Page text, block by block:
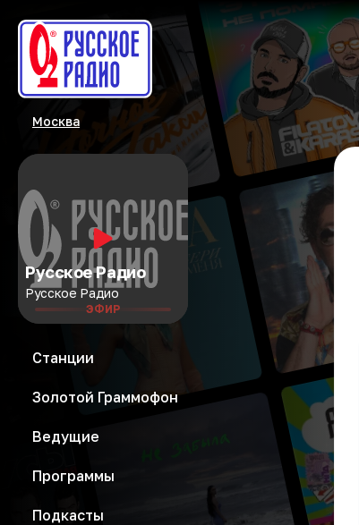
Москва
Русское Радио
Русское Радио
ЭФИР
Станции
Золотой Граммофон
Ведущие
Программы
Подкасты